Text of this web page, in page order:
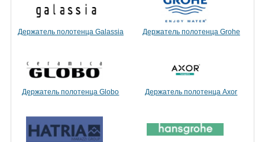
Держатель полотенца Galassia Держатель полотенца Grohe
Держатель полотенца Globo Держатель полотенца Axor